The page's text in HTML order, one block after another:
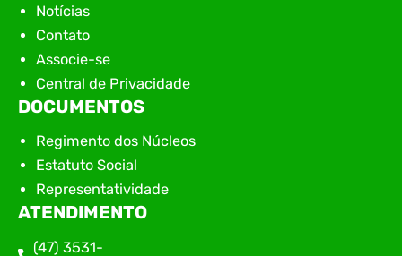
Notícias
Contato
Associe-se
Central de Privacidade
DOCUMENTOS
Regimento dos Núcleos
Estatuto Social
Representatividade
ATENDIMENTO
(47) 3531-